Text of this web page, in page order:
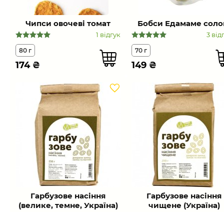
Чипси овочеві томат
1 відгук
80 г
174₴
Бобси Едамаме
3
70 г
149 ₴
Гарбузове насіння
(велике, темне, Україна)
Гарбузове насіння
чищене (Україна)